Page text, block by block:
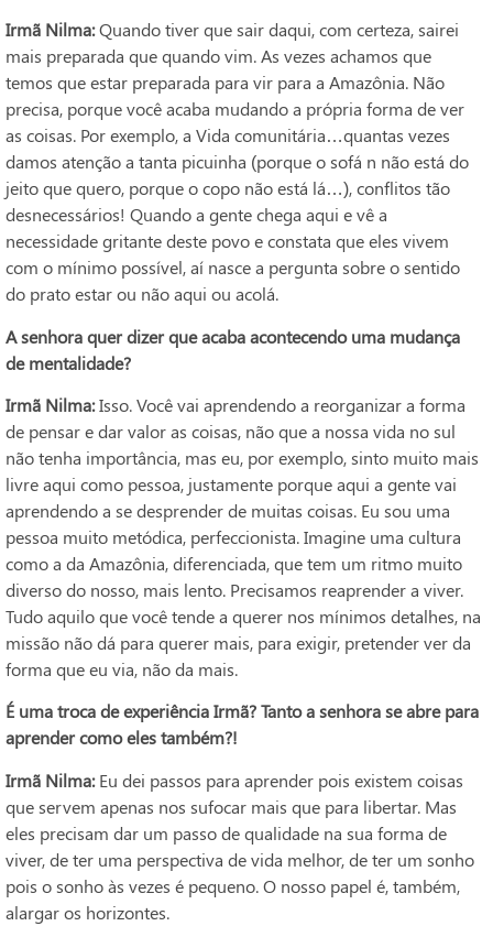
Irmã Nilma:Quando tiver que sair daqui, com certeza, sairei
mais preparada que quando vim. As vezes achamos que
temos que estar preparada para vir para a Amazônia. Não
precisa, porque você acaba mudando a própria forma de ver
as coisas. Por exemplo, a Vida comunitária…quantas vezes
damos atenção a tanta picuinha (porque o sofá n não está do
jeito que quero, porque o copo não está lá…), conflitos tão
desnecessários! Quando a gente chega aqui e vê a
necessidade gritante deste povo e constata que eles vivem
com o mínimo possível, aí nasce a pergunta sobre o sentido
do prato estar ou não aqui ou acolá.
A senhora quer dizer que acaba acontecendo uma mudança
de mentalidade?
Irmã Nilma:Isso. Você vai aprendendo a reorganizar a forma
de pensar e dar valor as coisas, não que a nossa vida no sul
não tenha importância, mas eu, por exemplo, sinto muito mais
livre aqui como pessoa, justamente porque aqui a gente vai
aprendendo a se desprender de muitas coisas. Eu sou uma
pessoa muito metódica, perfeccionista. Imagine uma cultura
como a da Amazônia, diferenciada, que tem um ritmo muito
diverso do nosso, mais lento. Precisamos reaprender a viver.
Tudo aquilo que você tende a querer nos mínimos detalhes, na
missão não dá para querer mais, para exigir, pretender ver da
forma que eu via, não da mais.
É uma troca de experiência Irmã? Tanto a senhora se abre para
aprender como eles também?!
Irmã Nilma:Eu dei passos para aprender pois existem coisas
que servem apenas nos sufocar mais que para libertar. Mas
eles precisam dar um passo de qualidade na sua forma de
viver, de ter uma perspectiva de vida melhor, de ter um sonho
pois o sonho às vezes é pequeno. O nosso papel é, também,
alargar os horizontes.